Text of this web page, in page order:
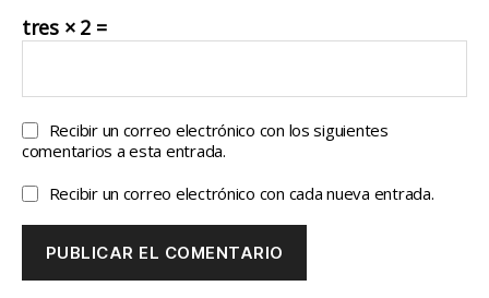
tres × 2 =
Recibir un correo electrónico con los siguientes
comentarios a esta entrada.
Recibir un correo electrónico con cada nueva entrada.